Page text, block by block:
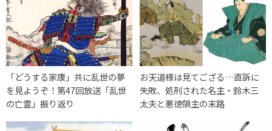
「どうする家康」共に乱世の夢
を見ようぞ！第47回放送「乱世
の亡霊」振り返り
お天道様は見てござる…直訴に
失敗、処刑された名主・鈴木三
太夫と悪徳領主の末路